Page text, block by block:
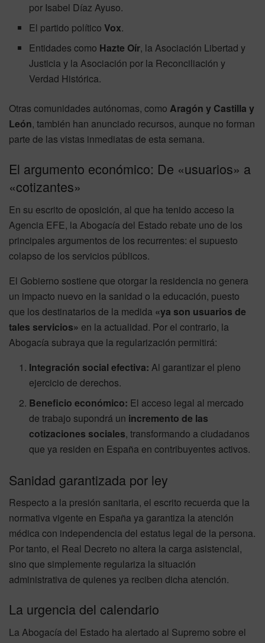
por Isabel Díaz Ayuso.
El partido políticoVox.
Entidades como Hazte Oír, la Asociación Libertad y
Justicia y la Asociación por la Reconciliación y
Verdad Histórica.
Otras comunidades autónomas, como Aragón y Castilla y
León, también han anunciado recursos, aunque no forman
parte de las vistas inmediatas de esta semana.
El argumento económico: De «usuarios» a
«cotizantes»
En su escrito de oposición, al que ha tenido acceso la
Agencia EFE, la Abogacía del Estado rebate uno de los
principales argumentos de los recurrentes: el supuesto
colapso de los servicios públicos.
El Gobierno sostiene que otorgar la residencia no genera
un impacto nuevo en la sanidad o la educación, puesto
que los destinatarios de la medida «ya son usuarios de
tales servicios» en la actualidad. Por el contrario, la
Abogacía subraya que la regularización permitirá:
Integración social efectiva: Al garantizar el pleno
ejercicio de derechos.
Beneficio económico: El acceso legal al mercado
de trabajo supondrá un incremento de las
cotizaciones sociales, transformando a ciudadanos
que ya residen en España en contribuyentes activos.
Sanidad garantizada por ley
Respecto a la presión sanitaria, el escrito recuerda que la
normativa vigente en España ya garantiza la atención
médica con independencia del estatus legal de la persona.
Por tanto, el Real Decreto no altera la carga asistencial,
sino que simplemente regulariza la situación
administrativa de quienes ya reciben dicha atención.
La urgencia del calendario
La Abogacía del Estado ha alertado al Supremo sobre el